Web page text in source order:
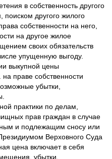
в собственность другого
другого жилого
собственности на него,
на другое жилое
своих обязательств
упущенную выгоду.
выкупной цены
праве собственности
убытки,
практики по делам,
прав граждан в случае
и подлежащим сносу или
Верховного Суда
цена включает в себя
убытки,